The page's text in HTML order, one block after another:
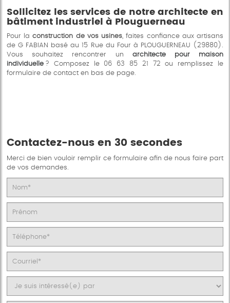
Sollicitez les services de notre architecte en
bâtiment industriel à Plouguerneau
Pour laconstruction de vos usines, faites confiance aux artisans
de G FABIAN basé au 15 Rue du Four à PLOUGUERNEAU (29880).
Vous souhaitez rencontrer un architecte pour maison
individuelle ? Composez le 06 63 85 21 72 ou remplissez le
formulaire de contact en bas de page.
Contactez-nous en 30 secondes
Merci de bien vouloir remplir ce formulaire afin de nous faire part
de vos demandes.